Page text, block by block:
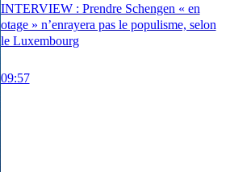
INTERVIEW : Prendre Schengen « en
otage » n’enrayera pas le populisme, selon
le Luxembourg
09:57